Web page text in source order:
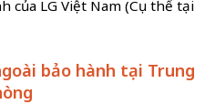
của LG Việt Nam (Cụ thể tại
bảo hành tại Trung